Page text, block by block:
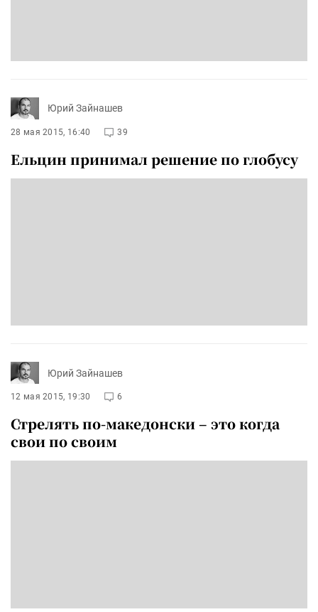
Юрий Зайнашев
28 мая 2015, 16:40 39
Ельцин принимал решение по глобусу
Юрий Зайнашев
12 мая 2015, 19:30 6
Стрелять по-македонски – это когда
свои по своим